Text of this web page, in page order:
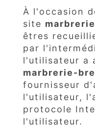
À l'occasion
site
êtres
par
l'utilisateur a
marbrerie-
fournisseur
l'utilisateur,
protocole
l'utilisateur.